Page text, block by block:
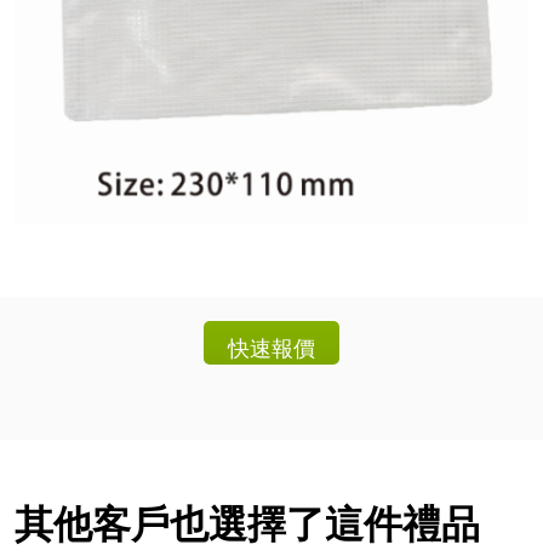
其他客戶也選擇了這件禮品